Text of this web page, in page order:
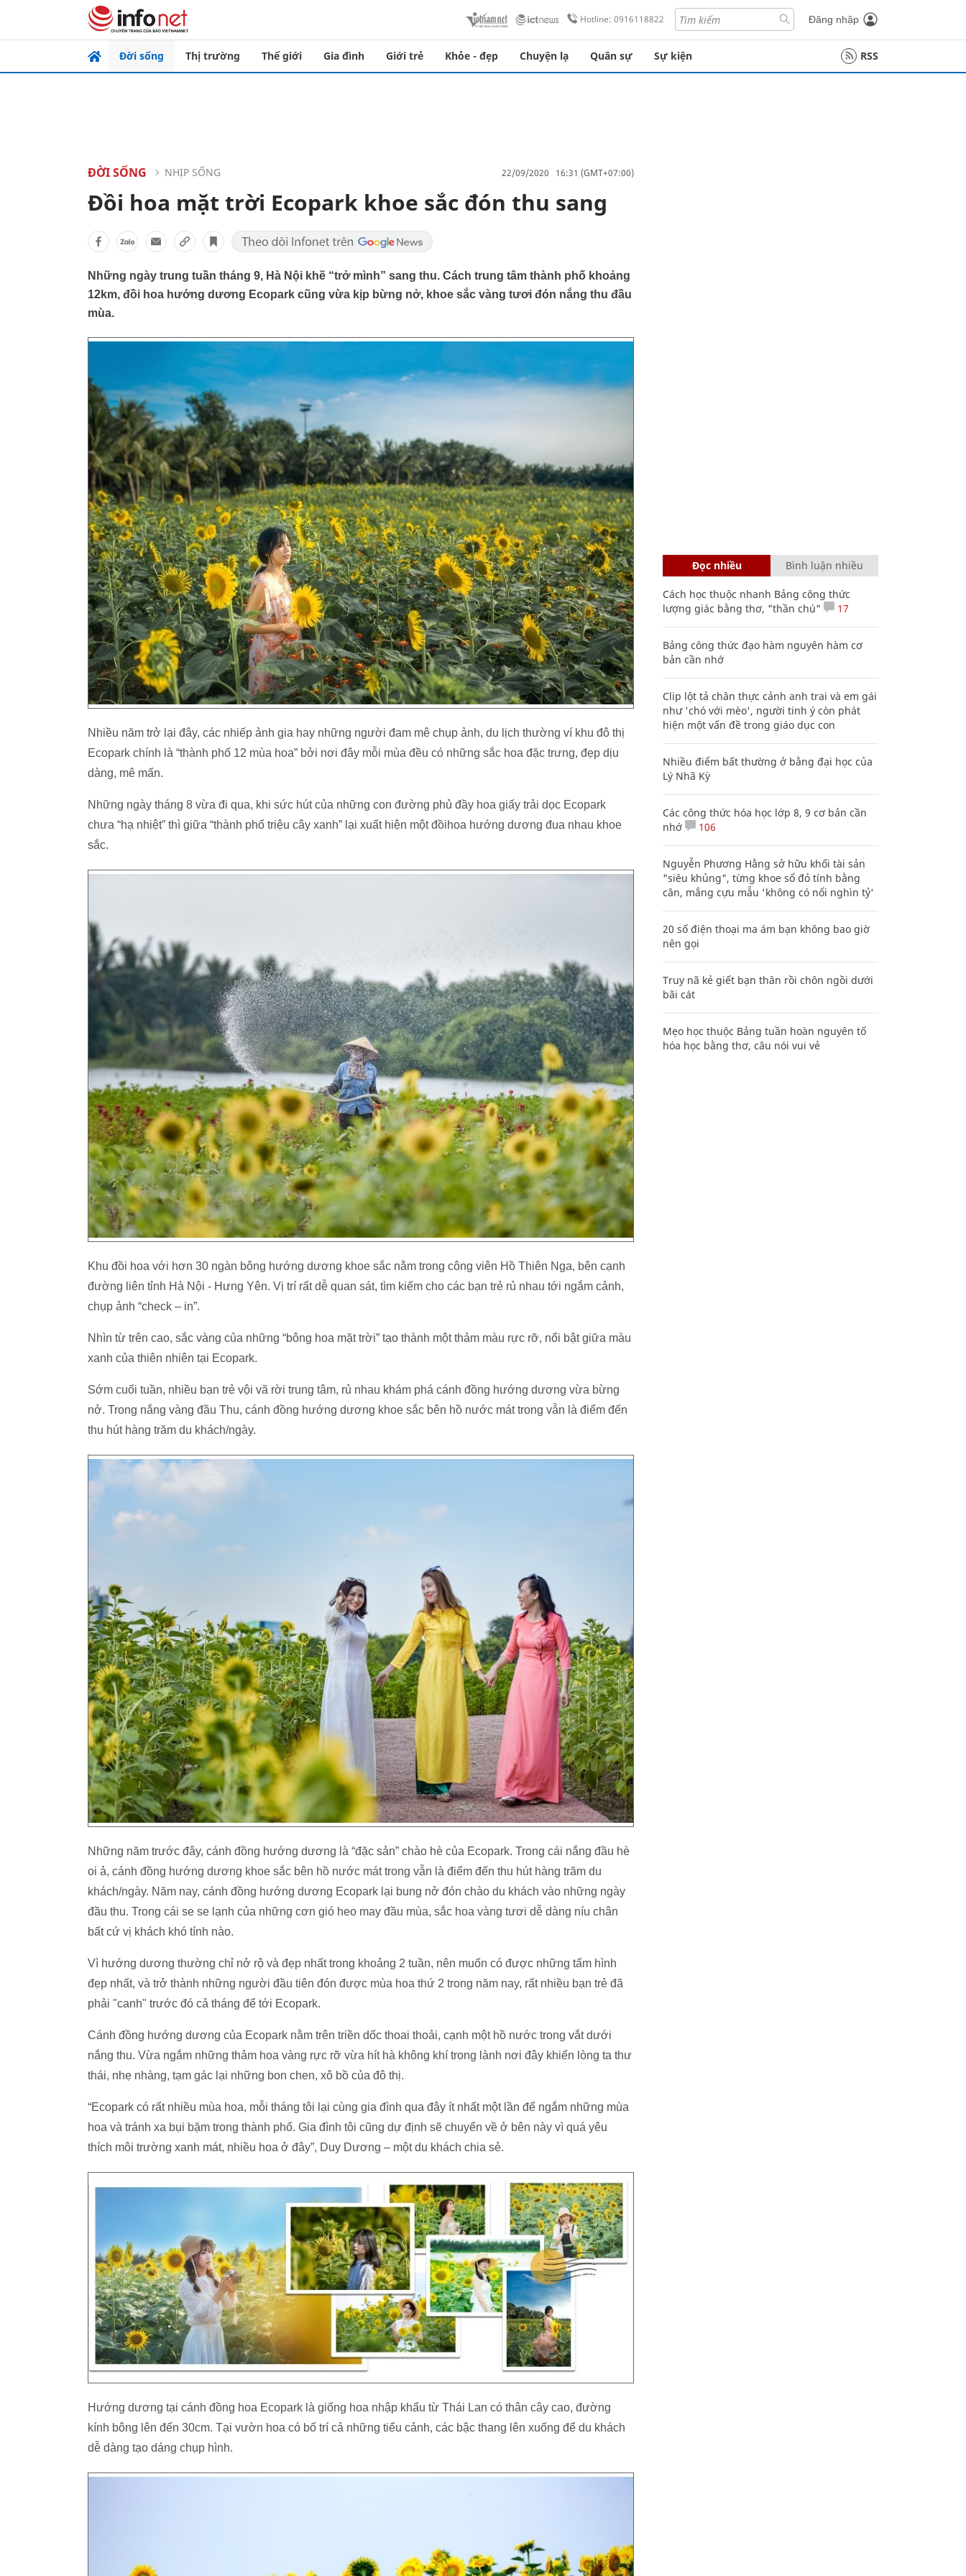
Hotline: 0916118822 Đăng nhập
Đời sống Thị trường Thế giới Gia đình Giới trẻ Khỏe - đẹp Chuyện lạ Quân sự Sự kiện RSS
ĐỜI SỐNG NHỊP SỐNG 22/09/2020 16:31 (GMT+07:00)
Đồi hoa mặt trời Ecopark khoe sắc đón thu sang
Những ngày trung tuần tháng 9, Hà Nội khẽ “trở mình” sang thu. Cách trung tâm thành phố khoảng
12km, đồi hoa hướng dương Ecopark cũng vừa kịp bừng nở, khoe sắc vàng tươi đón nắng thu đầu
mùa.
Nhiều năm trở lại đây, các nhiếp ảnh gia hay những người đam mê chụp ảnh, du lịch thường ví khu đô thị
Ecopark chính là “thành phố 12 mùa hoa” bởi nơi đây mỗi mùa đều có những sắc hoa đặc trưng, đẹp dịu
dàng, mê mẩn.
Những ngày tháng 8 vừa đi qua, khi sức hút của những con đường phủ đầy hoa giấy trải dọc Ecopark
chưa “hạ nhiệt” thì giữa “thành phố triệu cây xanh” lại xuất hiện một đồihoa hướng dương đua nhau khoe
sắc.
Khu đồi hoa với hơn 30 ngàn bông hướng dương khoe sắc nằm trong công viên Hồ Thiên Nga, bên cạnh
đường liên tỉnh Hà Nội - Hưng Yên. Vị trí rất dễ quan sát, tìm kiếm cho các bạn trẻ rủ nhau tới ngắm cảnh,
chụp ảnh “check – in”.
Nhìn từ trên cao, sắc vàng của những “bông hoa mặt trời” tạo thành một thảm màu rực rỡ, nổi bật giữa màu
xanh của thiên nhiên tại Ecopark.
Sớm cuối tuần, nhiều bạn trẻ vội vã rời trung tâm, rủ nhau khám phá cánh đồng hướng dương vừa bừng
nở. Trong nắng vàng đầu Thu, cánh đồng hướng dương khoe sắc bên hồ nước mát trong vẫn là điểm đến
thu hút hàng trăm du khách/ngày.
Những năm trước đây, cánh đồng hướng dương là “đặc sản” chào hè của Ecopark. Trong cái nắng đầu hè
oi ả, cánh đồng hướng dương khoe sắc bên hồ nước mát trong vẫn là điểm đến thu hút hàng trăm du
khách/ngày. Năm nay, cánh đồng hướng dương Ecopark lại bung nở đón chào du khách vào những ngày
đầu thu. Trong cái se se lạnh của những cơn gió heo may đầu mùa, sắc hoa vàng tươi dễ dàng níu chân
bất cứ vị khách khó tính nào.
Vì hướng dương thường chỉ nở rộ và đẹp nhất trong khoảng 2 tuần, nên muốn có được những tấm hình
đẹp nhất, và trở thành những người đầu tiên đón được mùa hoa thứ 2 trong năm nay, rất nhiều bạn trẻ đã
phải "canh" trước đó cả tháng để tới Ecopark.
Cánh đồng hướng dương của Ecopark nằm trên triền dốc thoai thoải, cạnh một hồ nước trong vắt dưới
nắng thu. Vừa ngắm những thảm hoa vàng rực rỡ vừa hít hà không khí trong lành nơi đây khiến lòng ta thư
thái, nhẹ nhàng, tạm gác lại những bon chen, xô bồ của đô thị.
“Ecopark có rất nhiều mùa hoa, mỗi tháng tôi lại cùng gia đình qua đây ít nhất một lần để ngắm những mùa
hoa và tránh xa bụi bặm trong thành phố. Gia đình tôi cũng dự định sẽ chuyển về ở bên này vì quá yêu
thích môi trường xanh mát, nhiều hoa ở đây”, Duy Dương – một du khách chia sẻ.
Hướng dương tại cánh đồng hoa Ecopark là giống hoa nhập khẩu từ Thái Lan có thân cây cao, đường
kính bông lên đến 30cm. Tại vườn hoa có bố trí cả những tiểu cảnh, các bậc thang lên xuống để du khách
dễ dàng tạo dáng chụp hình.
Đọc nhiều Bình luận nhiều
Cách học thuộc nhanh Bảng công thức
lượng giác bằng thơ, "thần chú"
17
Bảng công thức đạo hàm nguyên hàm cơ
bản cần nhớ
Clip lột tả chân thực cảnh anh trai và em gái
như 'chó với mèo', người tinh ý còn phát
hiện một vấn đề trong giáo dục con
Nhiều điểm bất thường ở bằng đại học của
Lý Nhã Kỳ
Các công thức hóa học lớp 8, 9 cơ bản cần
nhớ
106
Nguyễn Phương Hằng sở hữu khối tài sản
"siêu khủng", từng khoe sổ đỏ tính bằng
cân, mắng cựu mẫu 'không có nổi nghìn tỷ'
20 số điện thoại ma ám bạn không bao giờ
nên gọi
Truy nã kẻ giết bạn thân rồi chôn ngồi dưới
bãi cát
Mẹo học thuộc Bảng tuần hoàn nguyên tố
hóa học bằng thơ, câu nói vui vẻ